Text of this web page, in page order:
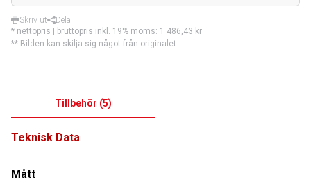
Skriv ut
Dela
* nettopris | bruttopris inkl. 19% moms: 1 486,43 kr
** Bilden kan skilja sig något från originalet.
Tillbehör (5)
Teknisk Data
Mått